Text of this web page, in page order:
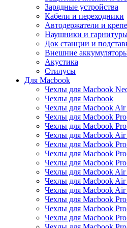
Зарядные устройства
Кабели и переходники
Автодержатели и
Наушники и
Док станции и
Внешние
Акустика
Стилусы
Для Macbook
Чехлы для Macbook
Чехлы для Macbook
Чехлы для Macbook Air
Чехлы для Macbook
Чехлы для Macbook
Чехлы для Macbook Air
Чехлы для Macbook Pro
Чехлы для Macbook Pro
Чехлы для Macbook
Чехлы для Macbook Air
Чехлы для Macbook Air
Чехлы для Macbook Air
Чехлы для Macbook
Чехлы для Macbook
Чехлы для Macbook